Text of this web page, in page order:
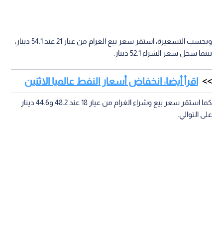
وبحسب التسعيرة، استقر سعر بيع الغرام من عيار 21 عند 54.1 دينار،
بينما سجل سعر الشراء 52.1 دينار.
اقرأ أيضا: انخفاض أسعار النفط عالميا الاثنين
كما استقر سعر بيع وشراء الغرام من عيار 18 عند 48.2 و44.6 دينار
على التوالي.